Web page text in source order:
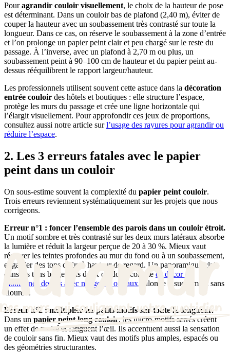
Pouragrandir couloir visuellement, le choix de la hauteur de pose
est déterminant. Dans un couloir bas de plafond (2,40 m), éviter de
couper la hauteur avec un soubassement très contrasté sur toute la
longueur. Dans ce cas, on réserve le soubassement à la zone d’entrée
et l’on prolonge un papier peint clair et peu chargé sur le reste du
passage. À l’inverse, avec un plafond à 2,70 m ou plus, un
soubassement peint à 90–100 cm de hauteur et du papier peint au-
dessus rééquilibrent le rapport largeur/hauteur.
Les professionnels utilisent souvent cette astuce dans la décoration
entrée couloir des hôtels et boutiques : elle structure l’espace,
protège les murs du passage et crée une ligne horizontale qui
l’élargit visuellement. Pour approfondir ces jeux de proportions,
consultez aussi notre article surl’usage des rayures pour agrandir ou
réduire l’espace.
2. Les 3 erreurs fatales avec le papier
peint dans un couloir
On sous-estime souvent la complexité du papier peint couloir.
Trois erreurs reviennent systématiquement sur les projets que nous
corrigeons.
Erreur n°1 : foncer l’ensemble des parois dans un couloir étroit.
Un motif sombre et très contrasté sur les deux murs latéraux absorbe
la lumière et réduit la largeur perçue de 20 à 30 %. Mieux vaut
réserver les teintes profondes au mur du fond ou à un soubassement,
et garder des tons clairs à hauteur de regard. Un panoramique clair
dans les tons beige, gris doux ou doré, commece décor de
montagnes dorées avec nuages et oiseaux, allonge visuellement sans
alourdir.
Erreur n°2 : multiplier les petits motifs sur toute la longueur.
Dans un papier peint long couloir , les micro-motifs serrés créent
un effet de moiré et fatiguent l’œil. Ils accentuent aussi la sensation
de couloir sans fin. Mieux vaut des motifs plus amples, espacés ou
des géométries structurantes.